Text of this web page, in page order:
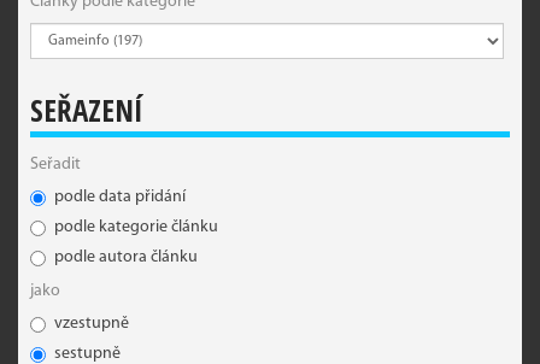
SEŘAZENÍ
Seřadit
podle data přidání
podle kategorie článku
podle autora článku
jako
vzestupně
sestupně